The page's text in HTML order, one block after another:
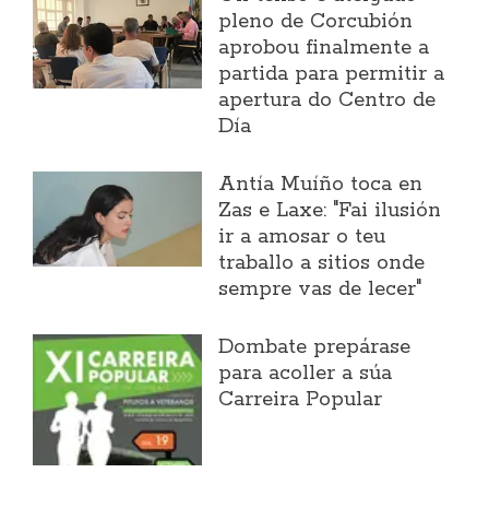
pleno de Corcubión
aprobou finalmente a
partida para permitir a
apertura do Centro de
Día
Antía Muíño toca en
Zas e Laxe: "Fai ilusión
ir a amosar o teu
traballo a sitios onde
sempre vas de lecer"
Dombate prepárase
para acoller a súa
Carreira Popular